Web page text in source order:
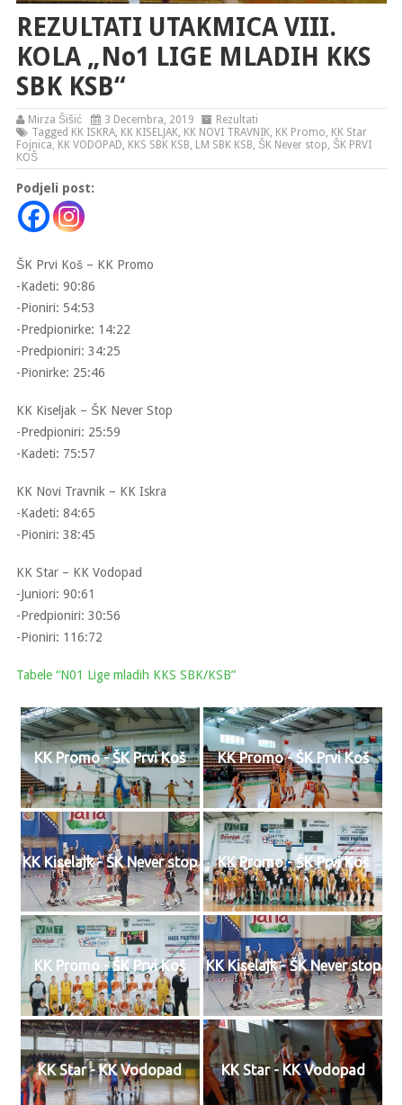
REZULTATI UTAKMICA VIII.
KOLA „No1 LIGE MLADIH KKS
SBK KSB“
Mirza Šišić 3 Decembra, 2019
Rezultati
Tagged KK ISKRA, KK KISELJAK, KK NOVI TRAVNIK, KK Promo, KK Star
Fojnica, KK VODOPAD, KKS SBK KSB, LM SBK KSB, ŠK Never stop, ŠK PRVI
KOŠ
Podjeli post:
ŠK Prvi Koš – KK Promo
-Kadeti: 90:86
-Pioniri: 54:53
-Predpionirke: 14:22
-Predpioniri: 34:25
-Pionirke: 25:46
KK Kiseljak – ŠK Never Stop
-Predpioniri: 25:59
-Kadeti: 75:57
KK Novi Travnik – KK Iskra
-Kadeti: 84:65
-Pioniri: 38:45
KK Star – KK Vodopad
-Juniori: 90:61
-Predpioniri: 30:56
-Pioniri: 116:72
Tabele “N01 Lige mladih KKS SBK/KSB”
KK Promo - ŠK Prvi Koš KK Promo - ŠK Prvi Koš
KK Kiselajk - ŠK Never stop KK Promo - ŠK Prvi Koš
KK Promo - ŠK Prvi Koš KK Kiselajk - ŠK Never stop
KK Star - KK Vodopad KK Star - KK Vodopad